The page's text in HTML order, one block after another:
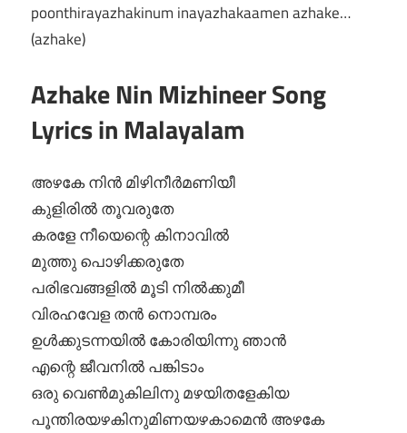
poonthirayazhakinum inayazhakaamen azhake…
(azhake)
Azhake Nin Mizhineer Song
Lyrics in Malayalam
അഴകേ നിൻ മിഴിനീർമണിയീ
കുളിരിൽ തൂവരുതേ
കരളേ നീയെന്റെ കിനാവിൽ
മുത്തു പൊഴിക്കരുതേ
പരിഭവങ്ങളിൽ മൂടി നിൽക്കുമീ
വിരഹവേള തൻ നൊമ്പരം
ഉൾക്കുടന്നയിൽ കോരിയിന്നു ഞാൻ
എന്റെ ജീവനിൽ പങ്കിടാം
ഒരു വെൺ‌മുകിലിനു മഴയിതളേകിയ
പൂന്തിരയഴകിനുമിണയഴകാമെൻ അഴകേ